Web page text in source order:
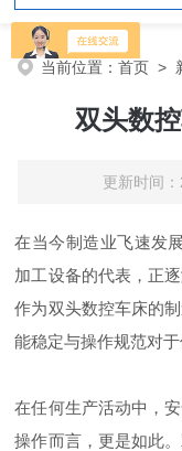
当前位置：首页 >
双头数
更新时间
在当今制造业飞速发
加工设备的代表，正
作为双头数控车床的
能稳定与操作规范对
在任何生产活动中，
操作而言，更是如此